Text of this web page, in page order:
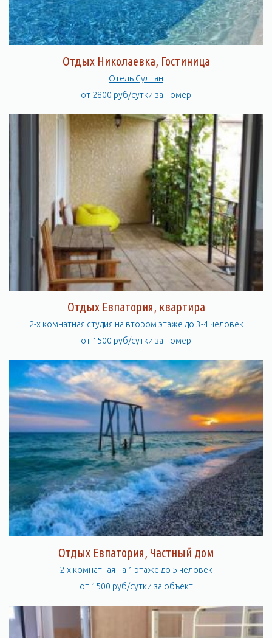
Отдых Николаевка, Гостиница
Отель Султан
от 2800 руб/сутки за номер
Отдых Евпатория, квартира
2-х комнатная студия на втором этаже до 3-4 человек
от 1500 руб/сутки за номер
Отдых Евпатория, Частный дом
2-х комнатная на 1 этаже до 5 человек
от 1500 руб/сутки за объект